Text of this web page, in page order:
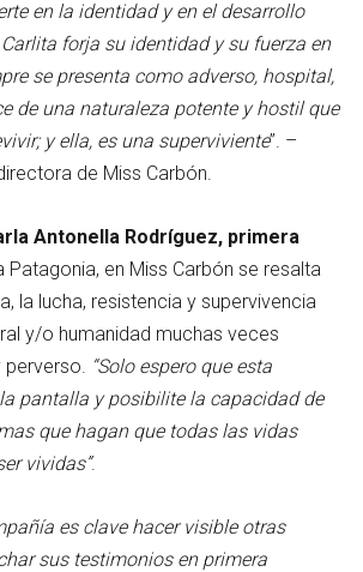
en la identidad y en el desarrollo
forja su identidad y su fuerza en
se presenta como adverso, hospital,
de una naturaleza potente y hostil que
y ella, es una superviviente”. –
de Miss Carbón.
Antonella Rodríguez, primera
Patagonia, en Miss Carbón se resalta
la lucha, resistencia y supervivencia
y/o humanidad muchas veces
“Solo espero que esta
pantalla y posibilite la capacidad de
que hagan que todas las vidas
vividas”.
es clave hacer visible otras
sus testimonios en primera